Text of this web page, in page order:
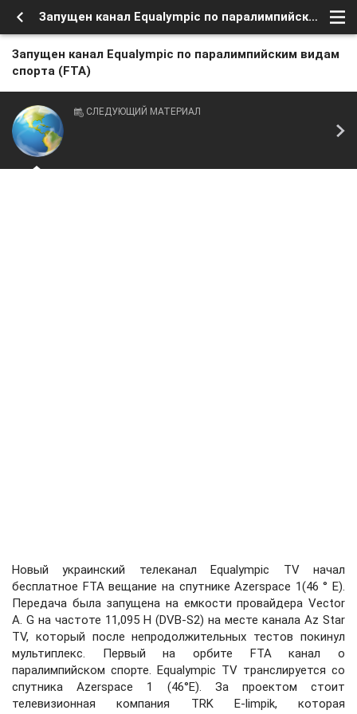
Запущен канал Equalympic по паралимпийским видам спорта (FTA)
Запущен канал Equalympic по паралимпийским видам
спорта (FTA)
СЛЕДУЮЩИЙ МАТЕРИАЛ
Новый украинский телеканал Equalympic TV начал
бесплатное FTA вещание на спутнике Azerspace 1(46 ° E).
Передача была запущена на емкости провайдера Vector
A. G на частоте 11,095 H (DVB-S2) на месте канала Az Star
TV, который после непродолжительных тестов покинул
мультиплекс. Первый на орбите FTA канал о
паралимпийском спорте. Equalympic TV транслируется со
спутника Azerspace 1 (46°E). За проектом стоит
телевизионная компания TRK E-limpik, которая